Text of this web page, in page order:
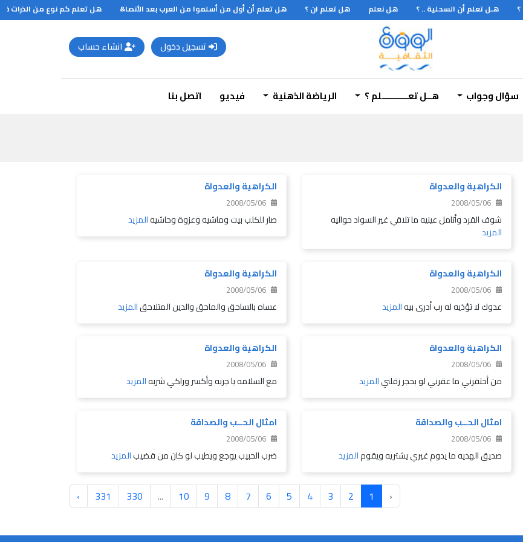
هـل تعلم أن السحلية .. ؟ هل نعلم هل تعلم ان ؟ هل تعلم أن أول من أسلموا من العرب بعد الأنصا& هل تعلم كم نوع من الذرات في
تسجيل دخول انشاء حساب
سؤال وجواب هــل تعـــــــــــلم ؟ الرياضة الذهنية فيديو اتصل بنا
الكراهية والعدواة
2008/05/06
شوف القرد وأتامل عينيه ما تلاقي غير السواد حواليه
المزيد
الكراهية والعدواة
2008/05/06
صار للكلب بيت وماشيه وعزوة وحاشيهالمزيد
الكراهية والعدواة
2008/05/06
عدوك لا تؤذيه له رب أدرى بيهالمزيد
الكراهية والعدواة
2008/05/06
عساه بالساحق والماحق والدين المتلاحقالمزيد
الكراهية والعدواة
2008/05/06
من أحتقرني ما عقرني لو بحجر زقلنيالمزيد
الكراهية والعدواة
2008/05/06
مع السلامه يا جربه وأكسر وراكي شربهالمزيد
امثال الحــب والصداقة
2008/05/06
صديق الهديه ما يدوم غيري يشتريه ويقومالمزيد
امثال الحــب والصداقة
2008/05/06
ضرب الحبيب يوجع ويطيب لو كان من قضيبالمزيد
‹
1
2
3
4
5
6
7
8
9
10
...
330
331
›